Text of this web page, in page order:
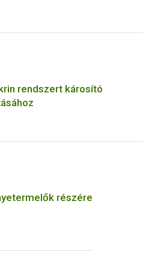
rendszert károsító
részére